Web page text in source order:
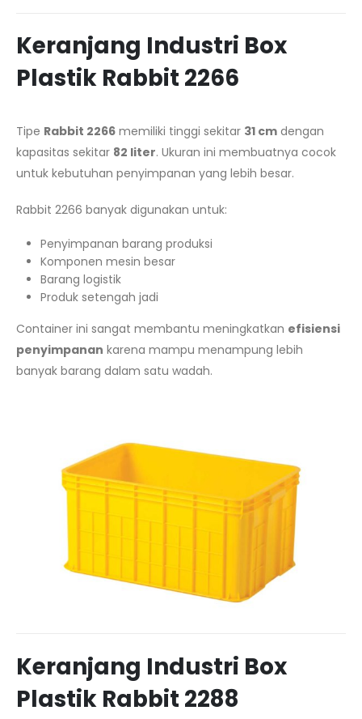
Keranjang Industri Box
Plastik Rabbit 2266
Tipe Rabbit 2266 memiliki tinggi sekitar 31 cm dengan
kapasitas sekitar 82 liter. Ukuran ini membuatnya cocok
untuk kebutuhan penyimpanan yang lebih besar.
Rabbit 2266 banyak digunakan untuk:
Penyimpanan barang produksi
Komponen mesin besar
Barang logistik
Produk setengah jadi
Container ini sangat membantu meningkatkan efisiensi
penyimpanan karena mampu menampung lebih
banyak barang dalam satu wadah.
Keranjang Industri Box
Plastik Rabbit 2288